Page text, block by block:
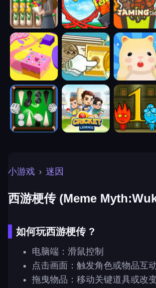
小游戏 › 迷因
西游梗传 (Meme
如何玩西游梗传 ?
电脑端：滑鼠控制
点击画面：触发角色或物品互
拖曳物品：移动关键道具或改